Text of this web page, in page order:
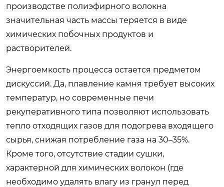
производстве полиэфирного волокна
значительная часть массы теряется в виде
химических побочных продуктов и
растворителей.
Энергоемкость процесса остается предметом
дискуссий. Да, плавление камня требует высоких
температур, но современные печи
рекуперативного типа позволяют использовать
тепло отходящих газов для подогрева входящего
сырья, снижая потребление газа на 30–35%.
Кроме того, отсутствие стадии сушки,
характерной для химических волокон (где
необходимо удалять влагу из гранул перед